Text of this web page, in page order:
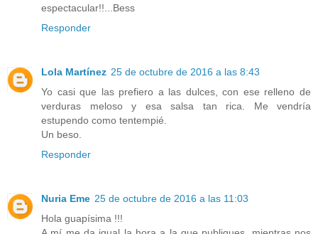
espectacular!!...Bess
Responder
Lola Martínez 25 de octubre de 2016 a las 8:43
Yo casi que las prefiero a las dulces, con ese relleno de
verduras meloso y esa salsa tan rica. Me vendría
estupendo como tentempié.
Un beso.
Responder
Nuria Eme 25 de octubre de 2016 a las 11:03
Hola guapísima !!!